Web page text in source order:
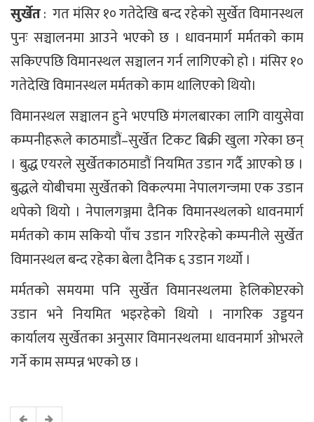
सुर्खेत: गत मंसिर १० गतेदेखि बन्द रहेको सुर्खेत विमानस्थल
पुनः सञ्चालनमा आउने भएको छ । धावनमार्ग मर्मतको काम
सकिएपछि विमानस्थल सञ्चालन गर्न लागिएको हो । मंसिर १०
गतेदेखि विमानस्थल मर्मतको काम थालिएको थियो।
विमानस्थल सञ्चालन हुने भएपछि मंगलबारका लागि वायुसेवा
कम्पनीहरूले काठमाडौं–सुर्खेत टिकट बिक्री खुला गरेका छन्
। बुद्ध एयरले सुर्खेतकाठमाडौं नियमित उडान गर्दै आएको छ ।
बुद्धले योबीचमा सुर्खेतको विकल्पमा नेपालगन्जमा एक उडान
थपेको थियो । नेपालगञ्जमा दैनिक विमानस्थलको धावनमार्ग
मर्मतको काम सकियो पाँच उडान गरिरहेको कम्पनीले सुर्खेत
विमानस्थल बन्द रहेका बेला दैनिक ६ उडान गर्थ्यो ।
मर्मतको समयमा पनि सुर्खेत विमानस्थलमा हेलिकोप्टरको
उडान भने नियमित भइरहेको थियो । नागरिक उड्डयन
कार्यालय सुर्खेतका अनुसार विमानस्थलमा धावनमार्ग ओभरले
गर्ने काम सम्पन्न भएको छ ।